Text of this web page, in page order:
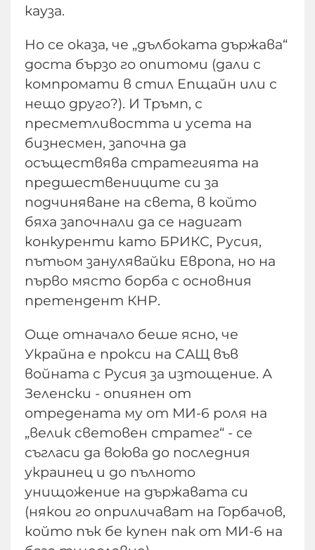
кауза.
Но се оказа, че „дълбоката държава“
доста бързо го опитоми (дали с
компромати в стил Епщайн или с
нещо друго?). И Тръмп, с
пресметливостта и усета на
бизнесмен, започна да
осъществява стратегията на
предшествениците си за
подчиняване на света, в който
бяха започнали да се надигат
конкуренти като БРИКС, Русия,
пътьом занулявайки Европа, но на
първо място борба с основния
претендент КНР.
Още отначало беше ясно, че
Украйна е прокси на САЩ във
войната с Русия за изтощение. А
Зеленски - опиянен от
отредената му от МИ-6 роля на
„велик световен стратег“ - се
съгласи да воюва до последния
украинец и до пълното
унищожение на държавата си
(някои го оприличават на Горбачов,
който пък бе купен пак от МИ-6 на